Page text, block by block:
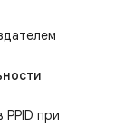
при